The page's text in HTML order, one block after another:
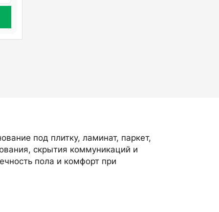
под плитку, ламинат, паркет,
скрытия коммуникаций и
пола и комфорт при